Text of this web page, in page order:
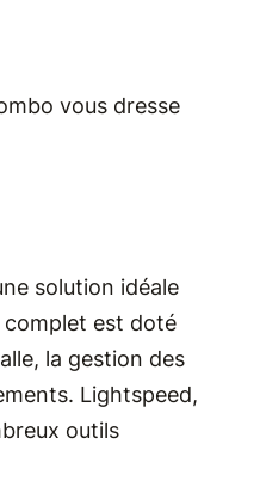
vous dresse
solution idéale
complet est doté
la gestion des
Lightspeed,
outils